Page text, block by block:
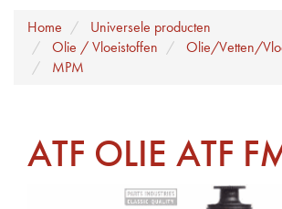
Home
Universele producten
Olie / Vloeistoffen
Olie/Vetten/
MPM
ATF OLIE ATF